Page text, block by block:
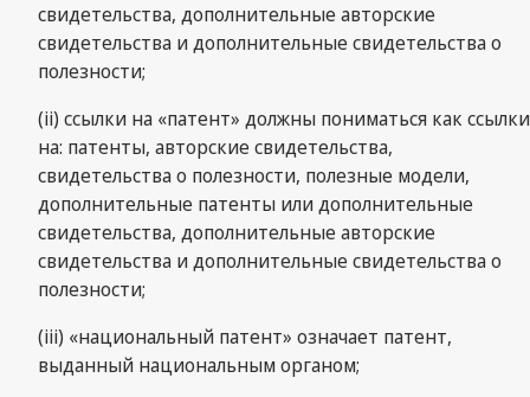
свидетельства, дополнительные авторские
свидетельства и дополнительные свидетельства о
полезности;
(ii) ссылки на «патент» должны пониматься как ссылки
на: патенты, авторские свидетельства,
свидетельства о полезности, полезные модели,
дополнительные патенты или дополнительные
свидетельства, дополнительные авторские
свидетельства и дополнительные свидетельства о
полезности;
(iii) «национальный патент» означает патент,
выданный национальным органом;